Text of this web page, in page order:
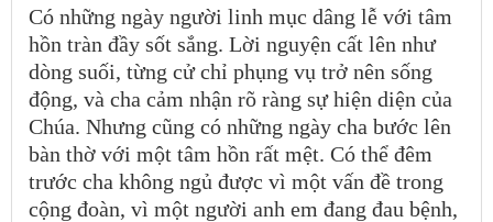
Có những ngày người linh mục dâng lễ với tâm
hồn tràn đầy sốt sắng. Lời nguyện cất lên như
dòng suối, từng cử chỉ phụng vụ trở nên sống
động, và cha cảm nhận rõ ràng sự hiện diện của
Chúa. Nhưng cũng có những ngày cha bước lên
bàn thờ với một tâm hồn rất mệt. Có thể đêm
trước cha không ngủ được vì một vấn đề trong
cộng đoàn, vì một người anh em đang đau bệnh,